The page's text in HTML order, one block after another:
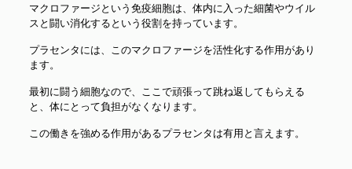
マクロファージという免疫細胞は、体内に入った細菌やウイル
スと闘い消化するという役割を持っています。
プラセンタには、このマクロファージを活性化する作用があり
ます。
最初に闘う細胞なので、ここで頑張って跳ね返してもらえる
と、体にとって負担がなくなります。
この働きを強める作用があるプラセンタは有用と言えます。